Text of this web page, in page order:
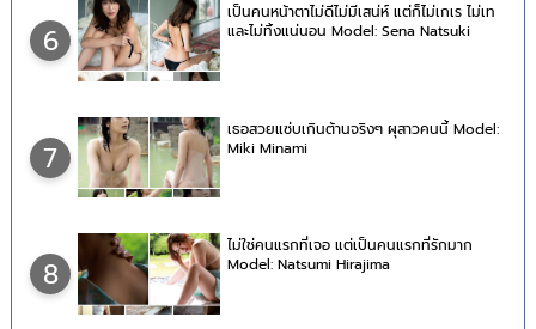
6
เป็นคนหน้าตาไม่ดีไม่มีเสน่ห์ แต่ก็ไม่เกเร ไม่เท
และไม่ทิ้งแน่นอน Model: Sena Natsuki
7
เธอสวยแซ่บเกินต้านจริงๆ ผุสาวคนนี้ Model:
Miki Minami
8
ไม่ใช่คนแรกที่เจอ แต่เป็นคนแรกที่รักมาก
Model: Natsumi Hirajima